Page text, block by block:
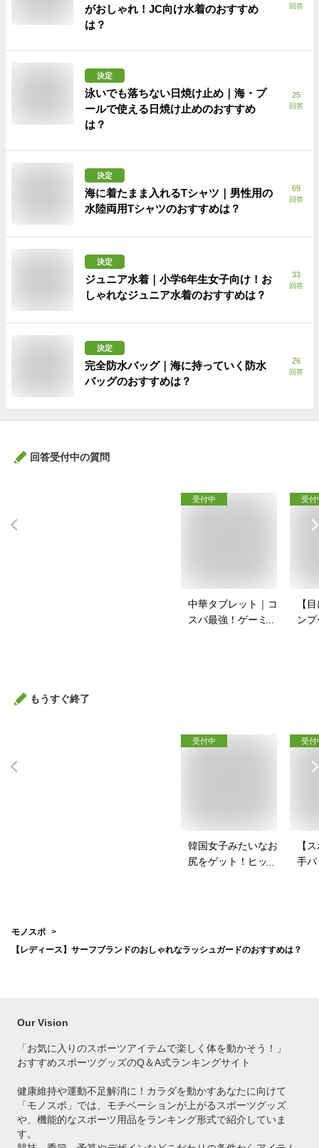
がおしゃれ！JC向け水着のおすすめ
は？
回答
決定
泳いでも落ちない日焼け止め｜海・プ
ールで使える日焼け止めのおすすめ
は？
25
回答
決定
海に着たまま入れるTシャツ｜男性用の
水陸両用Tシャツのおすすめは？
69
回答
決定
ジュニア水着｜小学6年生女子向け！お
しゃれなジュニア水着のおすすめは？
33
回答
決定
完全防水バッグ｜海に持っていく防水
バッグのおすすめは？
26
回答
回答受付中の質問
受付中
中華タブレット｜コ
スパ最強！ゲーミン
受付
【
ン
もうすぐ終了
受付中
韓国女子みたいなお
尻をゲット！ヒップ
受付
【
手パ
モノスポ
【レディース】サーフブランドのおしゃれなラッシュガードのおすすめは？
Our Vision
「お気に入りのスポーツアイテムで楽しく体を動かそう！」
おすすめスポーツグッズのQ＆A式ランキングサイト
健康維持や運動不足解消に！カラダを動かすあなたに向けて
「モノスポ」では、モチベーションが上がるスポーツグッズ
や、機能的なスポーツ用品をランキング形式で紹介していま
す。